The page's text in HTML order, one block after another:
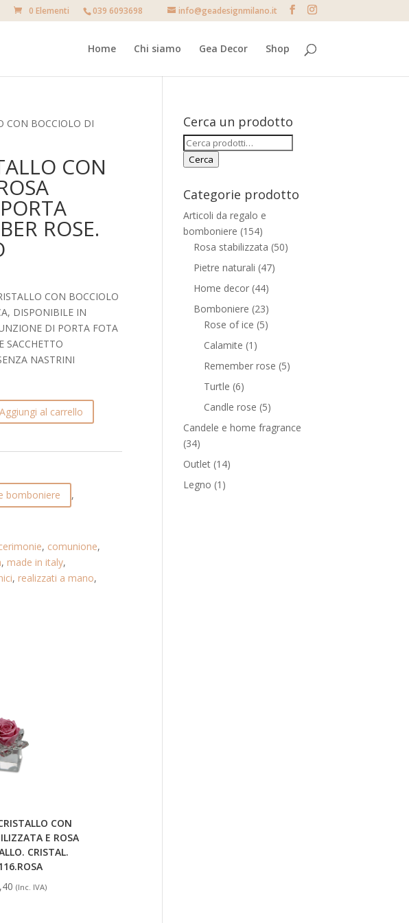
039 6093698 info@geadesignmilano.it
0 Elementi
Home Chi siamo Gea Decor Shop
CON BOCCIOLO DI
CON
ROSE.
CON BOCCIOLO
DISPONIBILE IN
DI PORTA FOTA
SACCHETTO
NASTRINI
Aggiungi al carrello
bomboniere ,
, comunione,
, made in italy,
, realizzati a mano,
CON
E ROSA
CRISTAL.
(Inc. IVA)
Cerca un prodotto
Cerca:
Cerca
Categorie prodotto
Articoli da regalo e
bomboniere (154)
Rosa stabilizzata (50)
Pietre naturali (47)
Home decor (44)
Bomboniere (23)
Rose of ice (5)
Calamite (1)
Remember rose (5)
Turtle (6)
Candle rose (5)
Candele e home fragrance
(34)
Outlet (14)
Legno (1)